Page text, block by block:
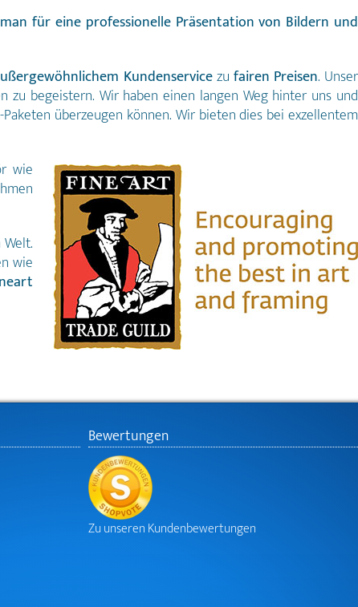
für eine professionelle Präsentation von Bildern und
Kundenservicezu fairen Preisen. Unser
begeistern. Wir haben einen langen Weg hinter uns und
überzeugen können. Wir bieten dies bei exzellentem
wie
wie
Bewertungen
Zu unseren Kundenbewertungen